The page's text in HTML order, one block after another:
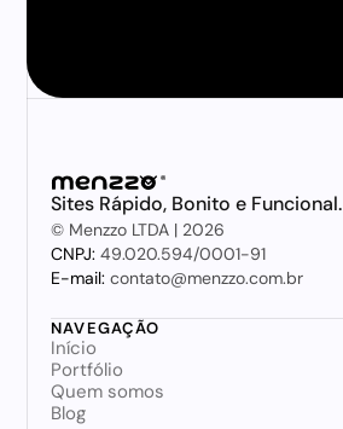
Sites Rápido, Bonito e Funcional.
© Menzzo LTDA | 2026
CNPJ: 49.020.594/0001-91
E-mail: contato@menzzo.com.br
NAVEGAÇÃO
Início
Portfólio
Quem somos
Blog